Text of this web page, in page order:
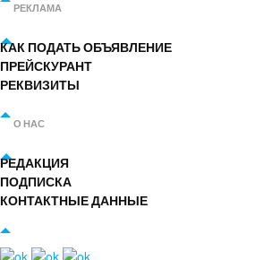
РЕКЛАМА
КАК ПОДАТЬ ОБЪЯВЛЕНИЕ
ПРЕЙСКУРАНТ
РЕКВИЗИТЫ
О НАС
РЕДАКЦИЯ
ПОДПИСКА
КОНТАКТНЫЕ ДАННЫЕ